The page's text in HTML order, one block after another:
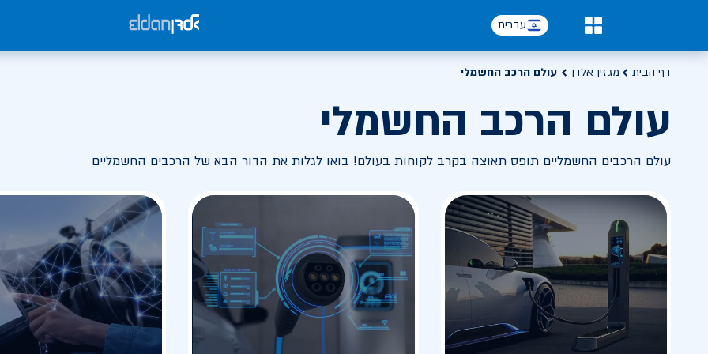
עברית
דף הבית מגזין אלדן עולם הרכב החשמלי
עולם הרכב החשמלי
עולם הרכבים החשמליים תופס תאוצה בקרב לקוחות בעולם! בואו לגלות את הדור הבא של הרכבים החשמליים